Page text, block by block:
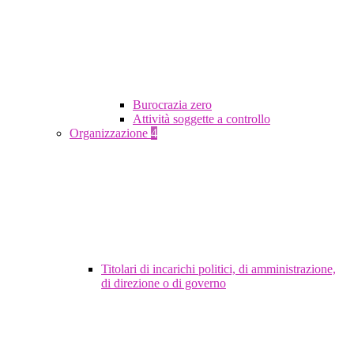
Burocrazia zero
Attività soggette a controllo
Organizzazione 4
Titolari di incarichi politici, di amministrazione,
di direzione o di governo